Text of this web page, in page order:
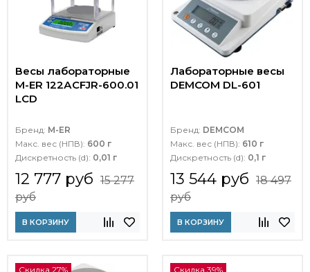
Весы лабораторные
M-ER 122АCFJR-600.01
LСD
Бренд: M-ER
Макс. вес (НПВ): 600 г
Дискретность (d): 0,01 г
12 777 руб 15 277
руб
В КОРЗИНУ
Лабораторные весы
DEMCOM DL-601
Бренд: DEMCOM
Макс. вес (НПВ): 610 г
Дискретность (d): 0,1 г
13 544 руб 18 497
руб
В КОРЗИНУ
Скидка 27% Скидка 39%